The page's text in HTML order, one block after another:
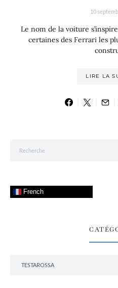
10
Le nom de la voiture
certaines des Ferrari les
LIRE LA
French